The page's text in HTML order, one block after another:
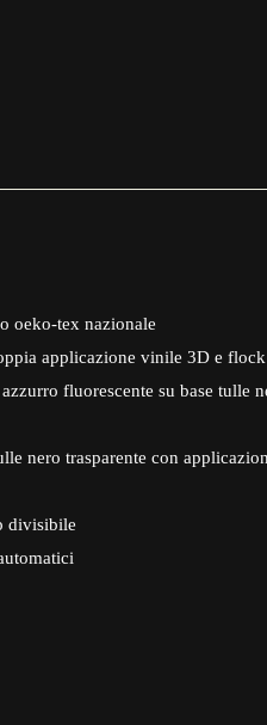
oeko-tex nazionale
applicazione vinile 3D e flock
fluorescente su base tulle
nero trasparente con
divisibile